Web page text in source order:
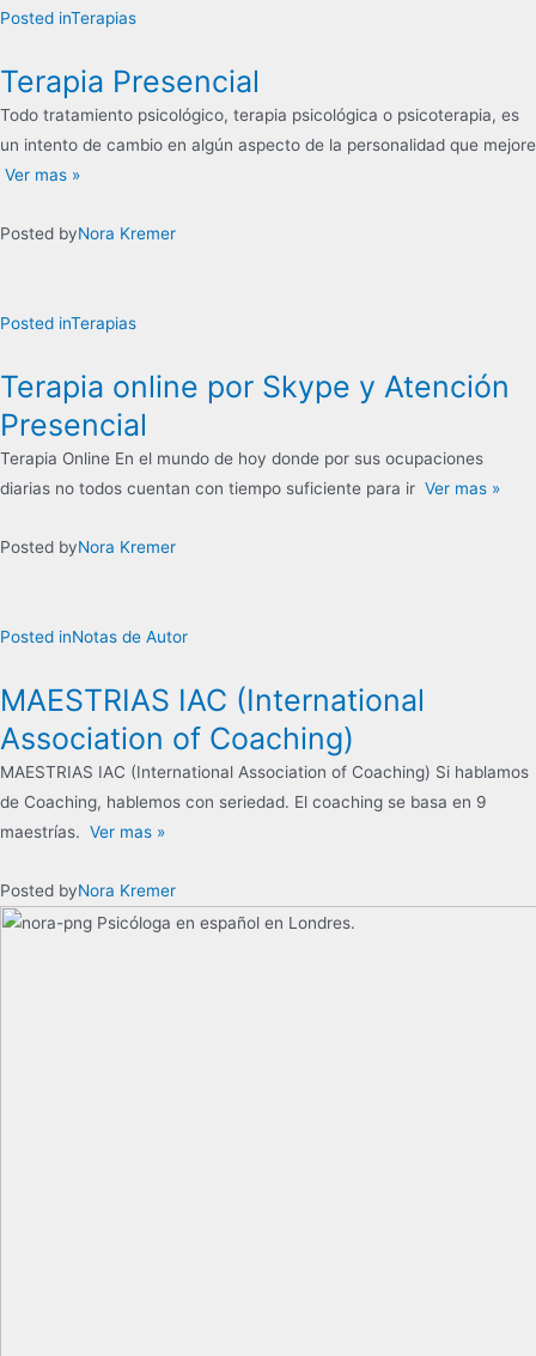
Posted inTerapias
Terapia Presencial
Todo tratamiento psicológico, terapia psicológica o psicoterapia, es
un intento de cambio en algún aspecto de la personalidad que mejore
Ver mas »
Posted byNora Kremer
Posted inTerapias
Terapia online por Skype y Atención
Presencial
Terapia Online En el mundo de hoy donde por sus ocupaciones
diarias no todos cuentan con tiempo suficiente para ir Ver mas »
Posted byNora Kremer
Posted inNotas de Autor
MAESTRIAS IAC (International
Association of Coaching)
MAESTRIAS IAC (International Association of Coaching) Si hablamos
de Coaching, hablemos con seriedad. El coaching se basa en 9
maestrías. Ver mas »
Posted byNora Kremer